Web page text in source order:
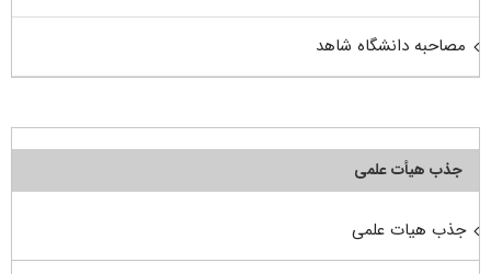
مصاحبه دانشگاه شاهد
جذب هیأت علمی
جذب هیات علمی